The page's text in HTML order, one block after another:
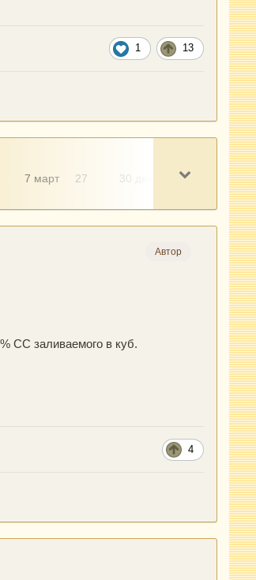
1 13
7 март 27 30 дек 18
Автор
СС заливаемого в куб.
4